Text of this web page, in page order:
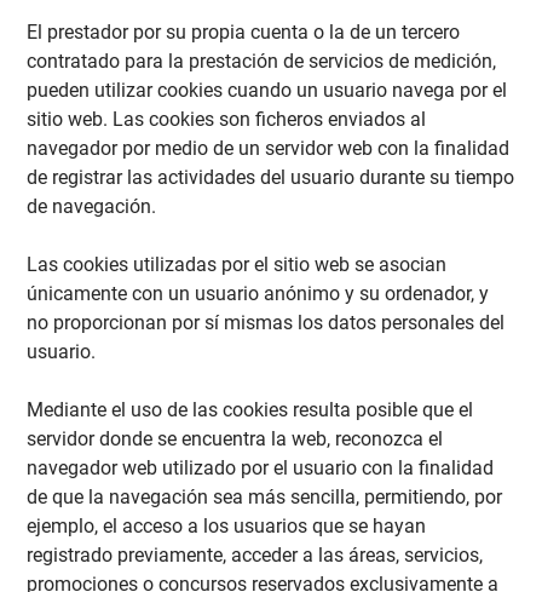
El prestador por su propia cuenta o la de un tercero
contratado para la prestación de servicios de medición,
pueden utilizar cookies cuando un usuario navega por el
sitio web. Las cookies son ficheros enviados al
navegador por medio de un servidor web con la finalidad
de registrar las actividades del usuario durante su tiempo
de navegación.
Las cookies utilizadas por el sitio web se asocian
únicamente con un usuario anónimo y su ordenador, y
no proporcionan por sí mismas los datos personales del
usuario.
Mediante el uso de las cookies resulta posible que el
servidor donde se encuentra la web, reconozca el
navegador web utilizado por el usuario con la finalidad
de que la navegación sea más sencilla, permitiendo, por
ejemplo, el acceso a los usuarios que se hayan
registrado previamente, acceder a las áreas, servicios,
promociones o concursos reservados exclusivamente a